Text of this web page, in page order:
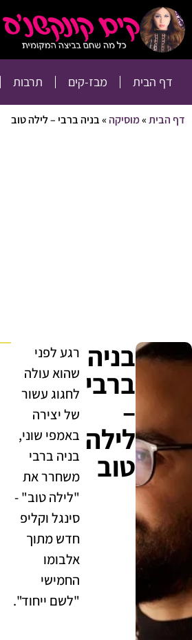
דף הבית מבז-קים תרבות
דף הבית»מוסיקה»בניה ברבי – לילה טוב
בניה
ברבי
–
לילה
טוב
רגע לפני
שהוא עולה
לחגוג עשור
של יצירה
באמפי שוני,
בניה ברבי
משחרר את
"לילה טוב" -
סינגל וקליפ
חדש מתוך
אלבומו
החמישי
"לשם ייחוד".